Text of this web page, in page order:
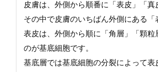
皮膚は、外側から順番に「表皮」「
その中で皮膚のいちばん外側にある
表皮は、外側から順に「角層」「顆
のが基底細胞です。
基底層では基底細胞の分裂によって